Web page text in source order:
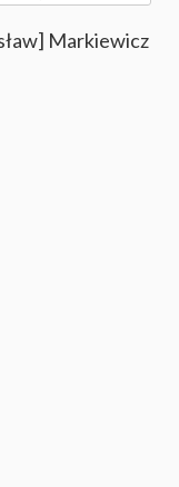
Markiewicz